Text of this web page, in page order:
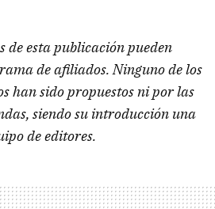
de esta publicación pueden
de afiliados. Ninguno de los
han sido propuestos ni por las
siendo su introducción una
de editores.